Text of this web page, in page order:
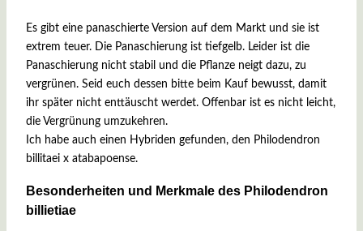
Es gibt eine panaschierte Version auf dem Markt und sie ist
extrem teuer. Die Panaschierung ist tiefgelb. Leider ist die
Panaschierung nicht stabil und die Pflanze neigt dazu, zu
vergrünen. Seid euch dessen bitte beim Kauf bewusst, damit
ihr später nicht enttäuscht werdet. Offenbar ist es nicht leicht,
die Vergrünung umzukehren.
Ich habe auch einen Hybriden gefunden, den Philodendron
billitaei x atabapoense.
Besonderheiten und Merkmale des Philodendron
billietiae